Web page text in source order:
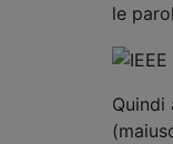
le
Quindi